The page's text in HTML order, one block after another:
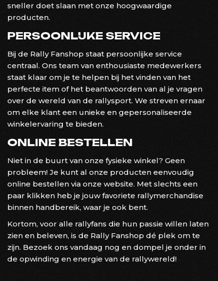
sneller doet slaan met onze hoogwaardige
producten.
PERSOONLIJKE SERVICE
Bij de Rally Fanshop staat persoonlijke service
centraal. Ons team van enthousiaste medewerkers
staat klaar om je te helpen bij het vinden van het
perfecte item of het beantwoorden van al je vragen
over de wereld van de rallysport. We streven ernaar
om elke klant een unieke en gepersonaliseerde
winkelervaring te bieden.
ONLINE BESTELLEN
Niet in de buurt van onze fysieke winkel? Geen
probleem! Je kunt al onze producten eenvoudig
online bestellen via onze website. Met slechts een
paar klikken heb je jouw favoriete rallymerchandise
binnen handbereik, waar je ook bent.
Kortom, voor alle rallyfans die hun passie willen laten
zien en beleven, is de Rally Fanshop dé plek om te
zijn. Bezoek ons vandaag nog en dompel je onder in
de opwinding en energie van de rallywereld!